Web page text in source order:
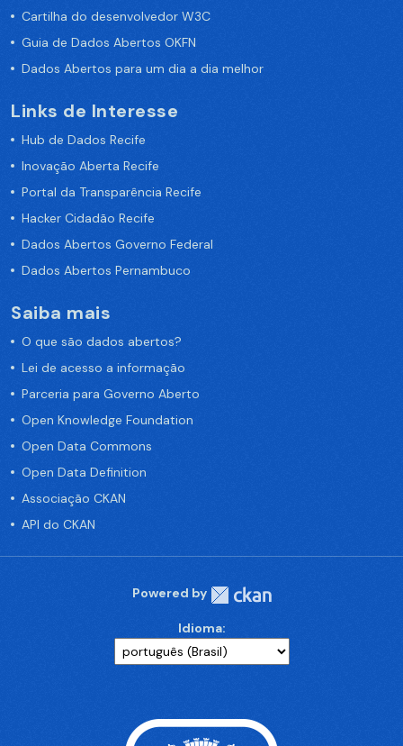
Cartilha do desenvolvedor W3C
Guia de Dados Abertos OKFN
Dados Abertos para um dia a dia melhor
Links de Interesse
Hub de Dados Recife
Inovação Aberta Recife
Portal da Transparência Recife
Hacker Cidadão Recife
Dados Abertos Governo Federal
Dados Abertos Pernambuco
Saiba mais
O que são dados abertos?
Lei de acesso a informação
Parceria para Governo Aberto
Open Knowledge Foundation
Open Data Commons
Open Data Definition
Associação CKAN
API do CKAN
Powered by
Idioma